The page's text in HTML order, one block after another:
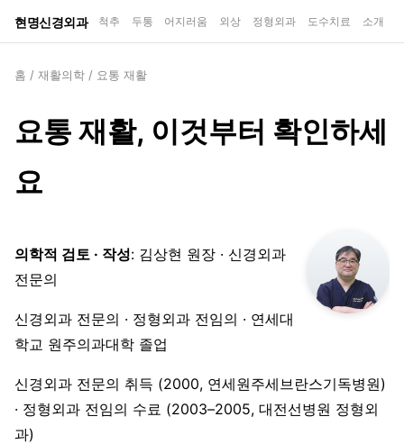
현명신경외과 척추 두통 어지러움 외상 정형외과 도수치료 소개
홈 / 재활의학 / 요통 재활
요통 재활, 이것부터 확인하세
요
의학적 검토 · 작성: 김상현 원장 · 신경외과
전문의
신경외과 전문의 · 정형외과 전임의 · 연세대
학교 원주의과대학 졸업
신경외과 전문의 취득 (2000, 연세원주세브란스기독병원)
· 정형외과 전임의 수료 (2003–2005, 대전선병원 정형외
과)